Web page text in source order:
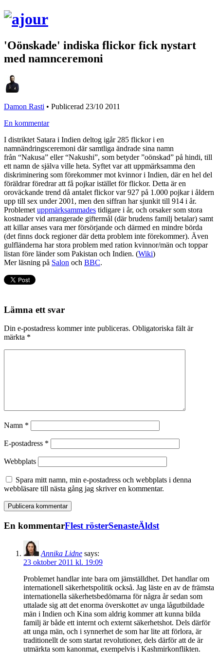
'Oönskade' indiska flickor fick nystart
med namnceremoni
Damon Rasti • Publicerad 23/10 2011
En kommentar
I distriktet Satara i Indien deltog igår 285 flickor i en
namnändringsceremoni där samtliga ändrade sina namn
från “Nakusa” eller “Nakushi”, som betyder ”oönskad” på hindi, till
ett namn de själva ville heta. Syftet var att uppmärksamma den
diskriminering som förekommer mot kvinnor i Indien, där en hel del
föräldrar föredrar att få pojkar istället för flickor. Detta är en
oroväckande trend då antalet flickor var 927 på 1.000 pojkar i åldern
upp till sex under 2001, men den siffran har sjunkit till 914 i år.
Problemet uppmärksammades tidigare i år, och orsaker som stora
kostnader vid arrangerade giftermål (där brudens familj betalar) samt
att killar anses vara mer försörjande och därmed en mindre börda
(det finns dock regioner där detta problem inte förekommer). Även
gulfländerna har stora problem med ration kvinnor/män och toppar
listan före länder som Pakistan och Indien. (Wiki)
Mer läsning på Salon och BBC.
Lämna ett svar
Din e-postadress kommer inte publiceras. Obligatoriska fält är
märkta *
Namn *
E-postadress *
Webbplats
Spara mitt namn, min e-postadress och webbplats i denna
webbläsare till nästa gång jag skriver en kommentar.
En kommentarFlest rösterSenasteÄldst
Annika Lidne says:
23 oktober 2011 kl. 19:09
Problemet handlar inte bara om jämställdhet. Det handlar om
internationell säkerhetspolitik också. Jag läste en av de främsta
internationella säkerhetsbedömarna för några år sedan som
uttalade sig att det enorma överskottet av unga lågutbildade
män i Indien och Kina som aldrig kommer att kunna bilda
familj är både ett internt och externt säkerhetshot. Dels därför
att unga män, och i synnerhet de som har lite att förlora, är
traditionellt de som startat revolutioner, dels därför att de är
utmärkta som kanonmat, exempelvis i Kashmirkonflikten.